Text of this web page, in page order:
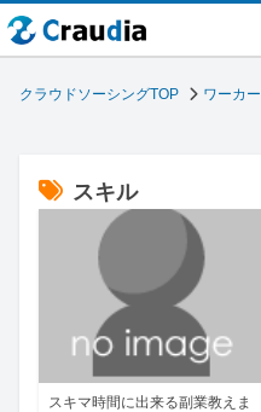
クラウドソーシングTOP ワーカ
スキル
スキマ時間に出来る副業教えま